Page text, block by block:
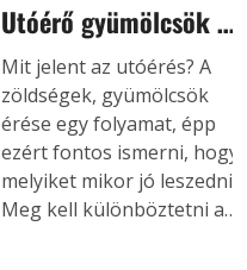
Utóérő gyümölcsök és
zöldségek – melyek
érnek tovább leszedés
után?
Mit jelent az utóérés? A
zöldségek, gyümölcsök
érése egy folyamat, épp
ezért fontos ismerni, hogy
melyiket mikor jó leszedni.
Meg kell különböztetni a